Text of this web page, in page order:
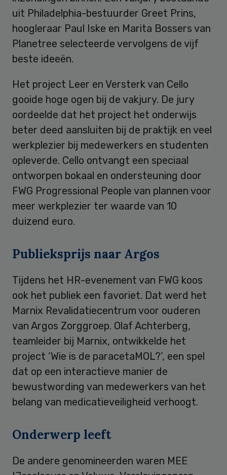
uit Philadelphia-bestuurder Greet Prins,
hoogleraar Paul Iske en Marita Bossers van
Planetree selecteerde vervolgens de vijf
beste ideeën.
Het project Leer en Versterk van Cello
gooide hoge ogen bij de vakjury. De jury
oordeelde dat het project het onderwijs
beter deed aansluiten bij de praktijk en veel
werkplezier bij medewerkers en studenten
opleverde. Cello ontvangt een speciaal
ontworpen bokaal en ondersteuning door
FWG Progressional People van plannen voor
meer werkplezier ter waarde van 10
duizend euro.
Publieksprijs naar Argos
Tijdens het HR-evenement van FWG koos
ook het publiek een favoriet. Dat werd het
Marnix Revalidatiecentrum voor ouderen
van Argos Zorggroep. Olaf Achterberg,
teamleider bij Marnix, ontwikkelde het
project ‘Wie is de paracetaMOL?’, een spel
dat op een interactieve manier de
bewustwording van medewerkers van het
belang van medicatieveiligheid verhoogt.
Onderwerp leeft
De andere genomineerden waren MEE